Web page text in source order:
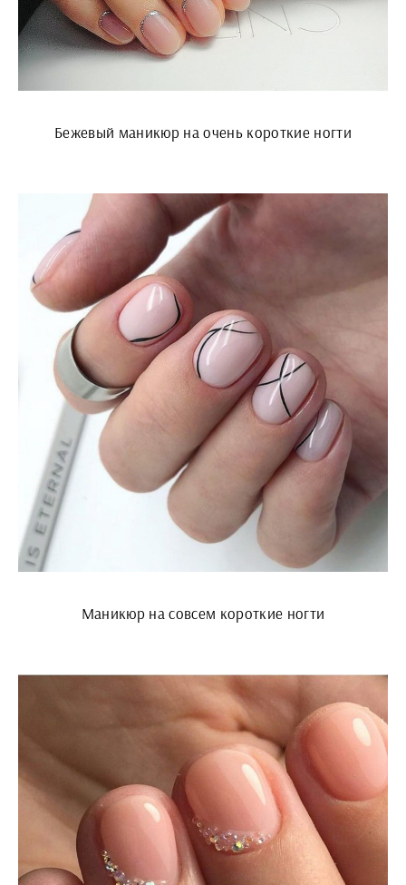
Бежевый маникюр на очень короткие ногти
Маникюр на совсем короткие ногти